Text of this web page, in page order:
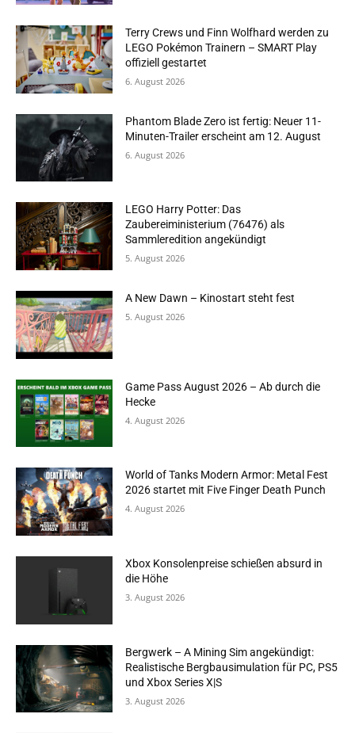
Terry Crews und Finn Wolfhard werden zu
LEGO Pokémon Trainern – SMART Play
offiziell gestartet
6. August 2026
Phantom Blade Zero ist fertig: Neuer 11-
Minuten-Trailer erscheint am 12. August
6. August 2026
LEGO Harry Potter: Das
Zaubereiministerium (76476) als
Sammleredition angekündigt
5. August 2026
A New Dawn – Kinostart steht fest
5. August 2026
Game Pass August 2026 – Ab durch die
Hecke
4. August 2026
World of Tanks Modern Armor: Metal Fest
2026 startet mit Five Finger Death Punch
4. August 2026
Xbox Konsolenpreise schießen absurd in
die Höhe
3. August 2026
Bergwerk – A Mining Sim angekündigt:
Realistische Bergbausimulation für PC, PS5
und Xbox Series X|S
3. August 2026